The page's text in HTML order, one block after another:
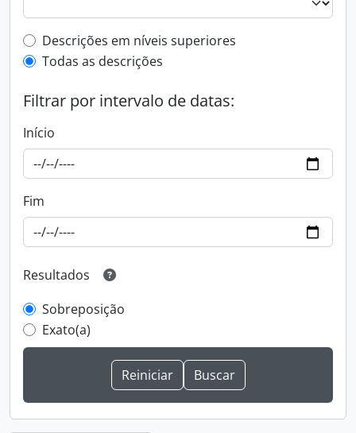
Filtro de descrição de nível superior
Descrições em níveis superiores
Todas as descrições
Filtrar por intervalo de datas:
Início
Fim
Resultados
Sobreposição
Exato(a)